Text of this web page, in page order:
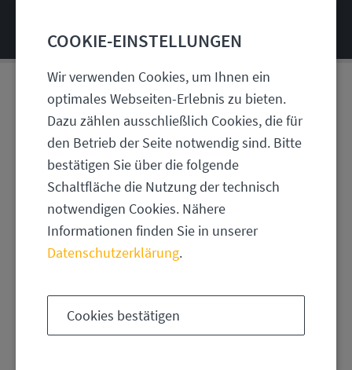
1996 | REISESKIZZEN
INDIEN - NEPAL 1996
COOKIE-EINSTELLUNGEN
Wir verwenden Cookies, um Ihnen ein
optimales Webseiten-Erlebnis zu bieten.
Dazu zählen ausschließlich Cookies, die für
den Betrieb der Seite notwendig sind. Bitte
bestätigen Sie über die folgende
Schaltfläche die Nutzung der technisch
notwendigen Cookies. Nähere
Informationen finden Sie in unserer
Datenschutzerklärung.
Cookies bestätigen